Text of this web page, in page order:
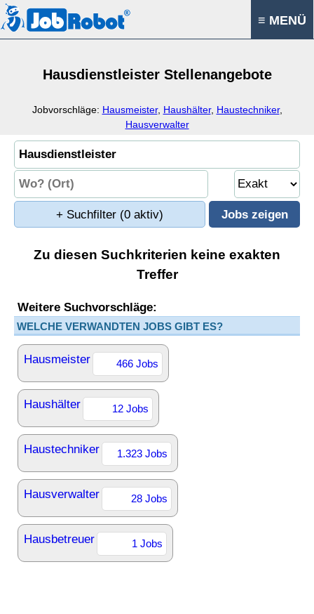
≡ MENÜ
Hausdienstleister Stellenangebote
Jobvorschläge: Hausmeister, Haushälter, Haustechniker,
Hausverwalter
+ Suchfilter (0 aktiv)
Zu diesen Suchkriterien keine exakten
Treffer
Weitere Suchvorschläge:
WELCHE VERWANDTEN JOBS GIBT ES?
Hausmeister 466 Jobs
Haushälter 12 Jobs
Haustechniker 1.323 Jobs
Hausverwalter 28 Jobs
Hausbetreuer 1 Jobs